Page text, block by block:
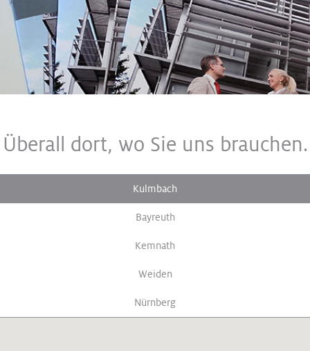
Überall dort, wo Sie uns brauchen.
Kulmbach
Bayreuth
Kemnath
Weiden
Nürnberg